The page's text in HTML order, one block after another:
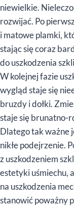
niewielkie.
rozwijać. Po
i matowe plamki,
stając się coraz
do uszkodzenia
W kolejnej fazie
wygląd staje się
bruzdy i dołki.
staje się brunatno-
Dlatego tak ważne
nikłe podejrzenie.
z uszkodzeniem
estetyki uśmiechu,
na uszkodzenia
stanowić poważny